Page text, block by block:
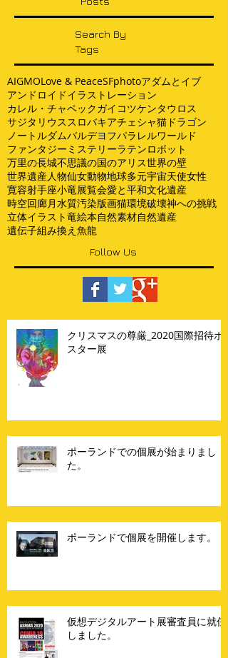
Search By
Tags
AIGMOLove & PeaceSFphotoアダムとイブ
アンドロイドイラストレーション
カレル・チャペックガイコツケンタウロス
サジタリウススロバキアチェシャ猫 ドラゴン
ノートルダムバルデヨフパラレルワールド
ファンタジー ミステリーラテンロボット
万里の長城不思議の国のアリス世界の壁
世界遺産人物仙女動物地球多元宇宙天使女性
寛容射手座小竜展覧会愛と平和文化遺産
時空回廊月水質汚染版画猫環境破壊神への挑戦
立体イラスト竜絵本自然素材自然遺産
遺伝子組み換え 魚龍
Follow Us
クリスマスの尊厳_2020国際招待ポ
スター展
ポーランドでの個展が始まりまし
た。
ポーランドで個展を開催します。
仮想デジタルアート展審査員に就任
しました。